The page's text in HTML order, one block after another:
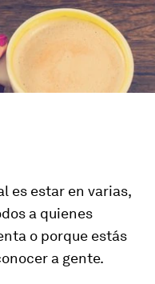
es estar en varias,
a quienes
o porque estás
a gente.